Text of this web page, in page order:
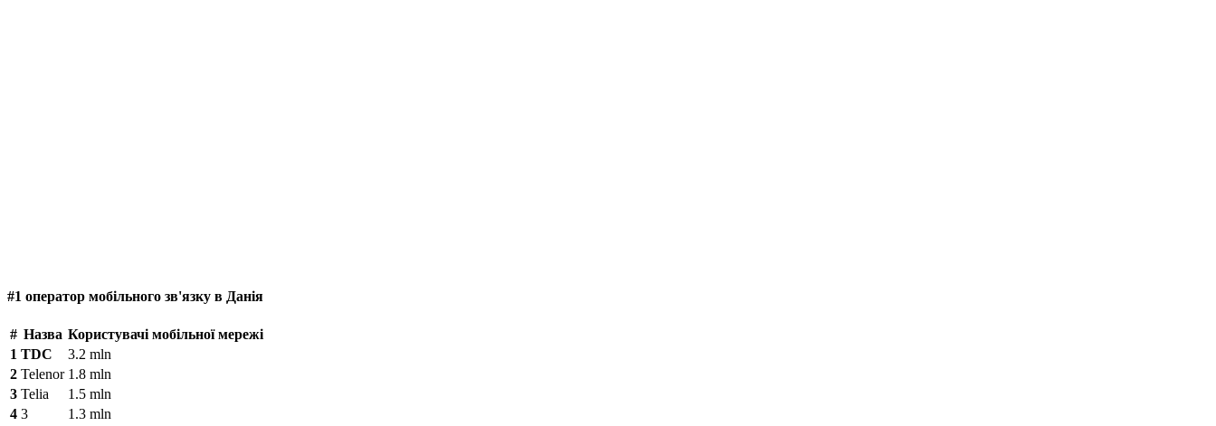
#1 оператор мобільного зв'язку в Данія
# Назва Користувачі мобільної мережі
1 TDC
3.2 mln
2 Telenor 1.8 mln
3 Telia
1.5 mln
4 3 1.3 mln